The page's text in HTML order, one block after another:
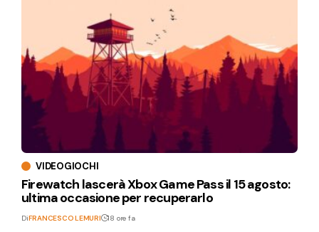
VIDEOGIOCHI
Firewatch lascerà Xbox Game Pass il 15 agosto:
ultima occasione per recuperarlo
DiFRANCESCO LEMURI 18 ore fa